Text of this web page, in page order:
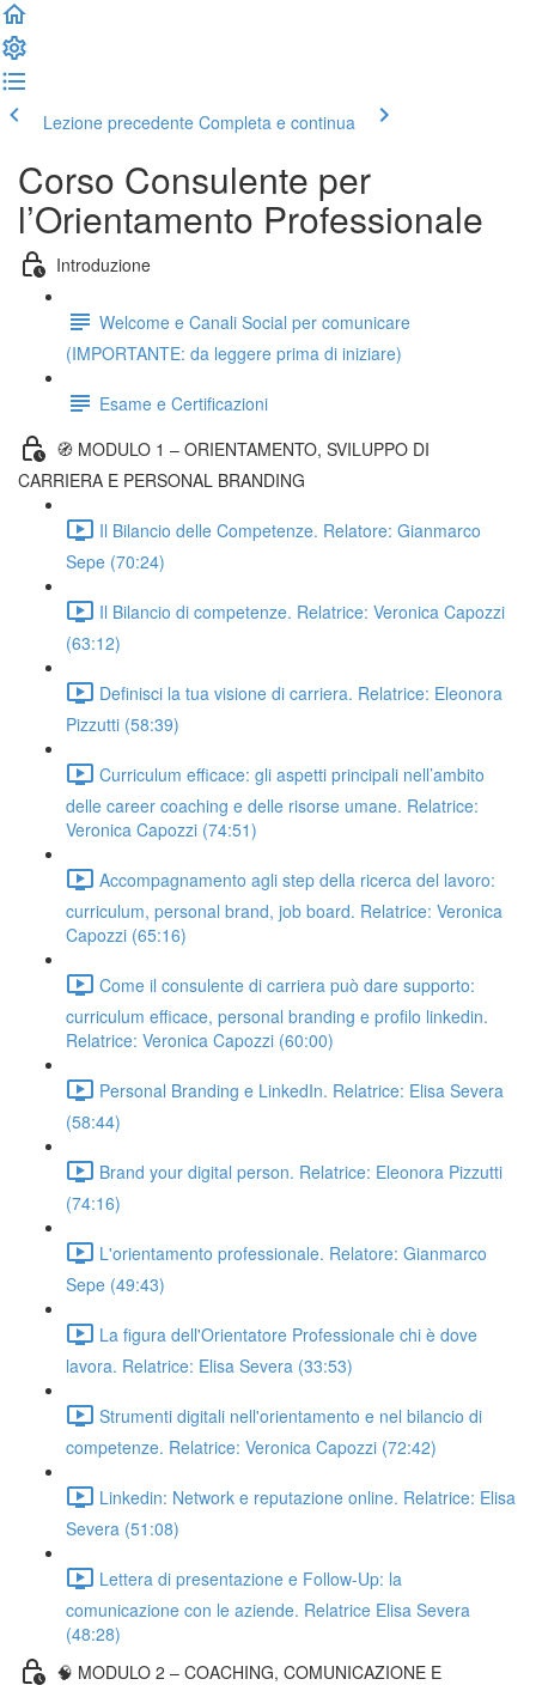
Lezione precedente Completa e continua
Corso Consulente per
l’Orientamento Professionale
Introduzione
Welcome e Canali Social per comunicare
(IMPORTANTE: da leggere prima di iniziare)
Esame e Certificazioni
🧭 MODULO 1 – ORIENTAMENTO, SVILUPPO DI
CARRIERA E PERSONAL BRANDING
Il Bilancio delle Competenze. Relatore: Gianmarco
Sepe (70:24)
Il Bilancio di competenze. Relatrice: Veronica Capozzi
(63:12)
Definisci la tua visione di carriera. Relatrice: Eleonora
Pizzutti (58:39)
Curriculum efficace: gli aspetti principali nell’ambito
delle career coaching e delle risorse umane. Relatrice:
Veronica Capozzi (74:51)
Accompagnamento agli step della ricerca del lavoro:
curriculum, personal brand, job board. Relatrice: Veronica
Capozzi (65:16)
Come il consulente di carriera può dare supporto:
curriculum efficace, personal branding e profilo linkedin.
Relatrice: Veronica Capozzi (60:00)
Personal Branding e LinkedIn. Relatrice: Elisa Severa
(58:44)
Brand your digital person. Relatrice: Eleonora Pizzutti
(74:16)
L'orientamento professionale. Relatore: Gianmarco
Sepe (49:43)
La figura dell'Orientatore Professionale chi è dove
lavora. Relatrice: Elisa Severa (33:53)
Strumenti digitali nell'orientamento e nel bilancio di
competenze. Relatrice: Veronica Capozzi (72:42)
Linkedin: Network e reputazione online. Relatrice: Elisa
Severa (51:08)
Lettera di presentazione e Follow-Up: la
comunicazione con le aziende. Relatrice Elisa Severa
(48:28)
🧠 MODULO 2 – COACHING, COMUNICAZIONE E